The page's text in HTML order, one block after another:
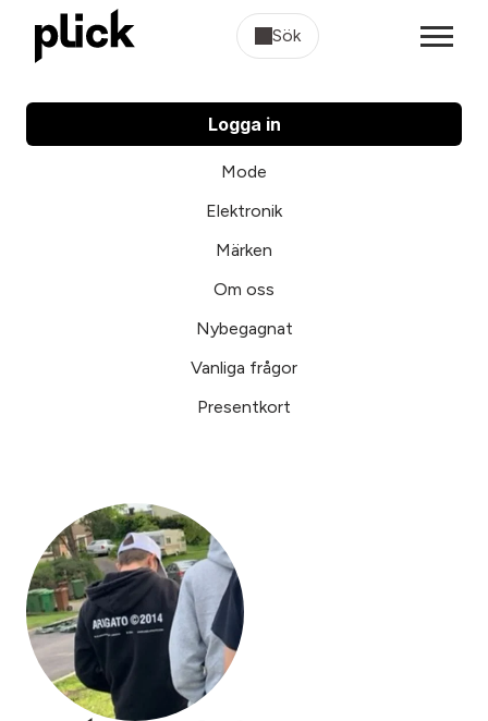
Sök
Logga in
Mode
Elektronik
Märken
Om oss
Nybegagnat
Vanliga frågor
Presentkort